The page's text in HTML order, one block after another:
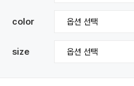
color
size